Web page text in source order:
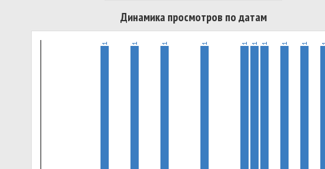
Динамика просмотров по датам